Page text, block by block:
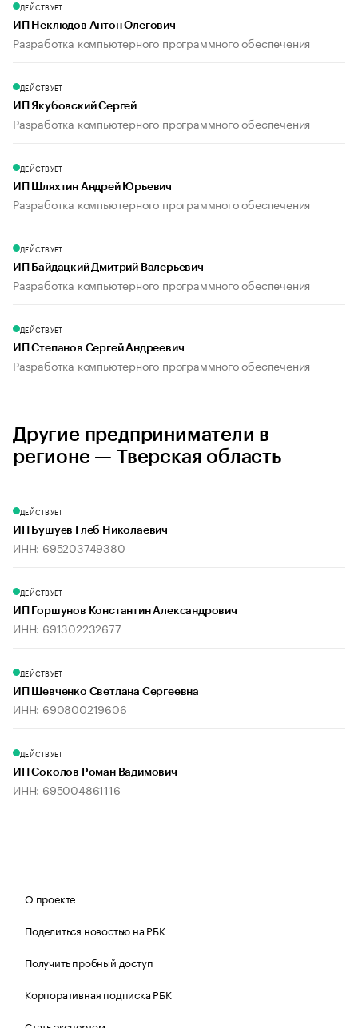
ДЕЙСТВУЕТ
ИП Неклюдов Антон Олегович
Разработка компьютерного программного обеспечения
ДЕЙСТВУЕТ
ИП Якубовский Сергей
Разработка компьютерного программного обеспечения
ДЕЙСТВУЕТ
ИП Шляхтин Андрей Юрьевич
Разработка компьютерного программного обеспечения
ДЕЙСТВУЕТ
ИП Байдацкий Дмитрий Валерьевич
Разработка компьютерного программного обеспечения
ДЕЙСТВУЕТ
ИП Степанов Сергей Андреевич
Разработка компьютерного программного обеспечения
Другие предприниматели в
регионе — Тверская область
ДЕЙСТВУЕТ
ИП Бушуев Глеб Николаевич
ИНН: 695203749380
ДЕЙСТВУЕТ
ИП Горшунов Константин Александрович
ИНН: 691302232677
ДЕЙСТВУЕТ
ИП Шевченко Светлана Сергеевна
ИНН: 690800219606
ДЕЙСТВУЕТ
ИП Соколов Роман Вадимович
ИНН: 695004861116
О проекте
Поделиться новостью на РБК
Получить пробный доступ
Корпоративная подписка РБК